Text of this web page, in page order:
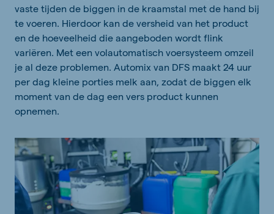
vaste tijden de biggen in de kraamstal met de hand bij
te voeren. Hierdoor kan de versheid van het product
en de hoeveelheid die aangeboden wordt flink
variëren. Met een volautomatisch voersysteem omzeil
je al deze problemen. Automix van DFS maakt 24 uur
per dag kleine porties melk aan, zodat de biggen elk
moment van de dag een vers product kunnen
opnemen.